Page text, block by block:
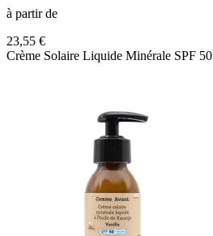
à partir de
23,55 €
Crème Solaire Liquide Minérale SPF 50